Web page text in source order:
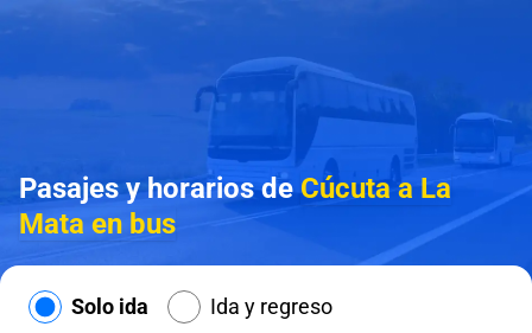
Pasajes y horarios deCúcuta a La
Mata en bus
Solo ida Ida y regreso